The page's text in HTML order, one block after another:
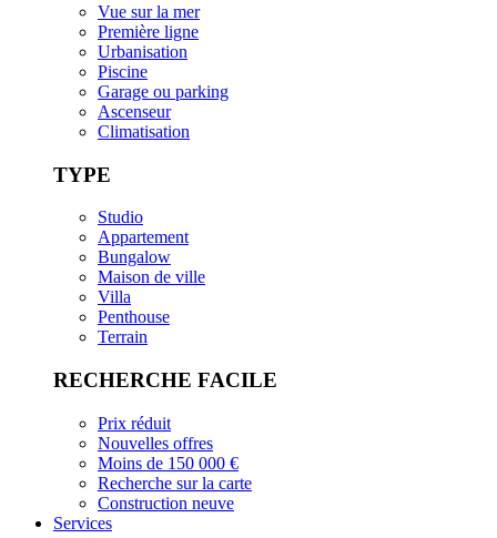
Vue sur la mer
Première ligne
Urbanisation
Piscine
Garage ou parking
Ascenseur
Climatisation
TYPE
Studio
Appartement
Bungalow
Maison de ville
Villa
Penthouse
Terrain
RECHERCHE FACILE
Prix réduit
Nouvelles offres
Moins de 150 000 €
Recherche sur la carte
Construction neuve
Services